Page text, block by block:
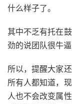
什么样子了。
其中不乏有托在
劲的说团队很牛
所以，提醒大家
所有人都知道，
人也不会改变属